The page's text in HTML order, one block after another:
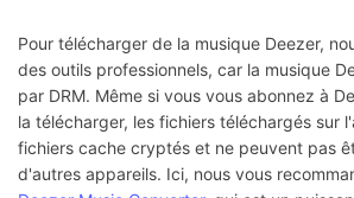
Pour télécharger de la musique Deezer,
des outils professionnels, car la musique
par DRM. Même si vous vous abonnez à
la télécharger, les fichiers téléchargés sur
fichiers cache cryptés et ne peuvent pas
d'autres appareils. Ici, nous vous